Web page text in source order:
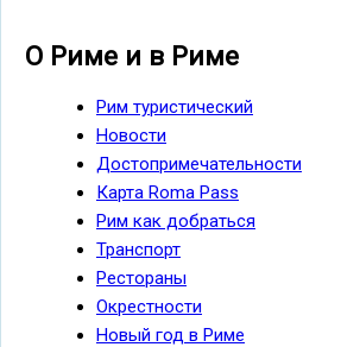
О Риме и в Риме
Рим туристический
Новости
Достопримечательности
Карта Roma Pass
Рим как добраться
Транспорт
Рестораны
Окрестности
Новый год в Риме